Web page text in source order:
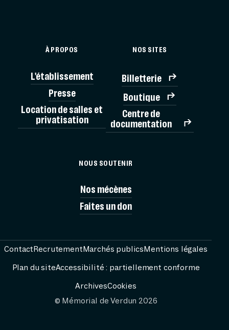
À PROPOS
L'établissement
Presse
Location de salles et
privatisation
NOS SITES
Billetterie
Boutique
Centre de
documentation
NOUS SOUTENIR
Nos mécènes
Faites un don
© Mémorial de Verdun 2026
ContactRecrutementMarchés publicsMentions légales
Plan du siteAccessibilité : partiellement conforme
ArchivesCookies